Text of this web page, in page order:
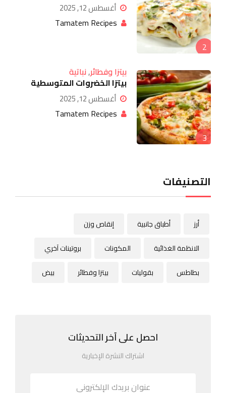
أغسطس 12, 2025
Tamatem Recipes
3
بيتزا وفطائر,نباتية
بيتزا الخضروات المتوسطية
أغسطس 12, 2025
Tamatem Recipes
التصنيفات
أطباق جانبية
إنقاص وزن
الانظمة الغذائية
المكونات
بروتينات آخري
بطاطس
بقوليات بيتزا وفطائر بيض
احصل على آخر التحديثات
اشتراك النشرة الإخبارية